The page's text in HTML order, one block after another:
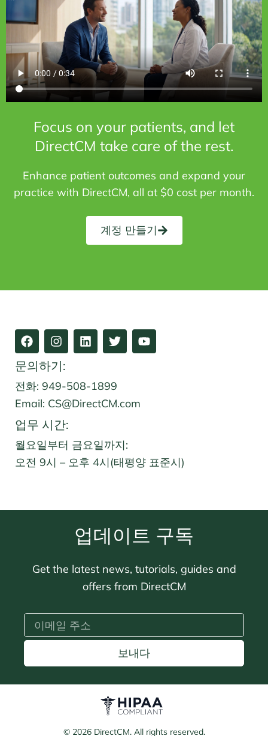
Focus on your patients, and let
DirectCM take care of the rest.
Enhance patient outcomes and expand your
practice with DirectCM, all at $0 cost per month.
계정 만들기
페
이
스
북
인
스
타
그
램
링
크
트
위
유
튜
문의하기:
전화: 949-508-1899
Email: CS@DirectCM.com
업무 시간:
월요일부터 금요일까지:
오전 9시 – 오후 4시(태평양 표준시)
업데이트 구독
Get the latest news, tutorials, guides and
offers from DirectCM
보내다
© 2026 DirectCM. All rights reserved.